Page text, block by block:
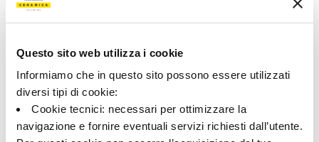
Questo sito web utilizza i cookie
Informiamo che in questo sito possono essere utilizzati
diversi tipi di cookie:
Cookie tecnici: necessari per ottimizzare la
navigazione e fornire eventuali servizi richiesti dall’utente.
200131 | MALTO6 SL 2012
Collection
00237
Beige
Catégorie:
naturel
Aspect superficiel: